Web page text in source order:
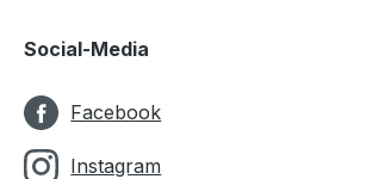
Social-Media
Facebook
Instagram